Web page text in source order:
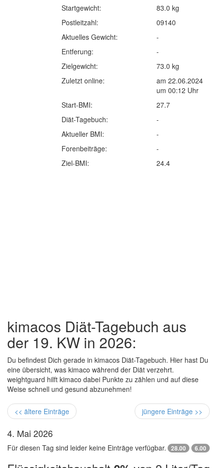
Startgewicht:
83.0 kg
Postleitzahl:
09140
Aktuelles Gewicht:
-
Entferung:
-
Zielgewicht:
73.0 kg
Zuletzt online:
am 22.06.2024
um 00:12 Uhr
Start-BMI:
27.7
Diät-Tagebuch:
-
Aktueller BMI:
-
Forenbeiträge:
-
Ziel-BMI:
24.4
kimacos Diät-Tagebuch aus
der 19. KW in 2026:
Du befindest Dich gerade in kimacos Diät-Tagebuch. Hier hast Du
eine übersicht, was kimaco während der Diät verzehrt.
weightguard hilft kimaco dabei Punkte zu zählen und auf diese
Weise schnell und gesund abzunehmen!
<< ältere Einträge jüngere Einträge >>
4. Mai 2026
28.00 6.00
Für diesen Tag sind leider keine Einträge verfügbar.